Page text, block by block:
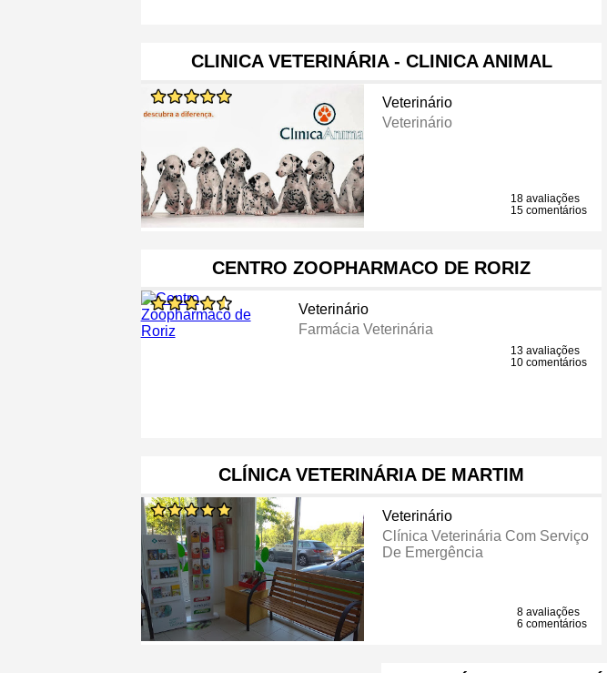
CLINICA VETERINÁRIA - CLINICA ANIMAL
Veterinário
Veterinário
18 avaliações
15 comentários
CENTRO ZOOPHARMACO DE RORIZ
Veterinário
Farmácia Veterinária
13 avaliações
10 comentários
CLÍNICA VETERINÁRIA DE MARTIM
Veterinário
Clínica Veterinária Com Serviço
De Emergência
8 avaliações
6 comentários